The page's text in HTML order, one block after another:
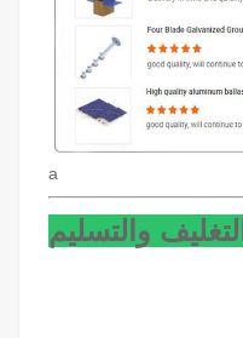
a
التغليف والتسليم